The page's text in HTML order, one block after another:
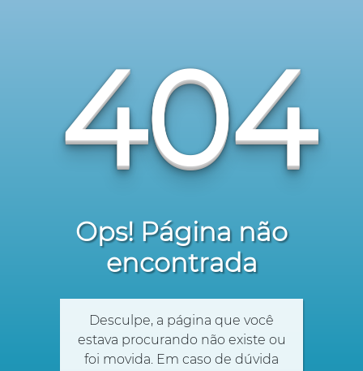
404
Ops! Página não
encontrada
Desculpe, a página que você
estava procurando não existe ou
foi movida. Em caso de dúvida